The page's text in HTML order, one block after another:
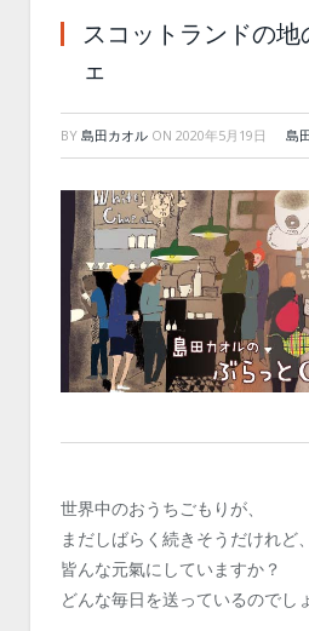
スコットランドの地
ェ
BY 島田カオル ON 2020年5月19日 島
世界中のおうちごもりが、
まだしばらく続きそうだけれど、
皆んな元氣にしていますか？
どんな毎日を送っているのでし